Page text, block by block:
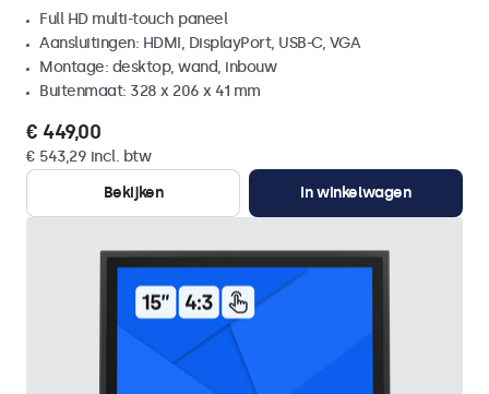
Full HD multi-touch paneel
Aansluitingen: HDMI, DisplayPort, USB-C, VGA
Montage: desktop, wand, inbouw
Buitenmaat: 328 x 206 x 41 mm
€ 449,00
€ 543,29 incl. btw
Bekijken
In winkelwagen